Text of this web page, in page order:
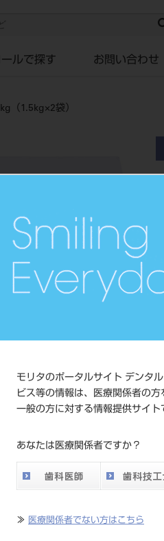
モリタのポータルサイト デンタ
ビス等の情報は、医療関係者の方
一般の方に対する情報提供サイト
あなたは医療関係者ですか？
≫ 医療関係者でない方はこちら
ルで探す お問い合わせ
（1.5kg×2袋）